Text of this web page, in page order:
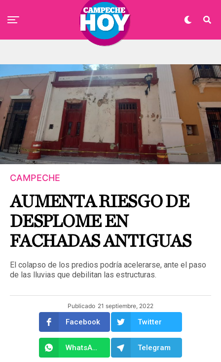
CAMPECHE
AUMENTA RIESGO DE
DESPLOME EN
FACHADAS ANTIGUAS
El colapso de los predios podría acelerarse, ante el paso
de las lluvias que debilitan las estructuras.
Publicado 21 septiembre, 2022
Facebook Twitter
WhatsApp Telegram